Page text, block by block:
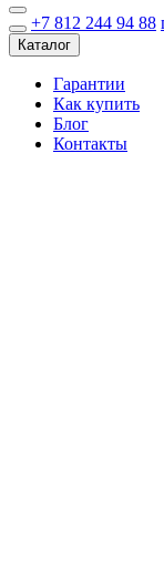
+7 812 244 94 88
Каталог
Гарантии
Как купить
Блог
Контакты